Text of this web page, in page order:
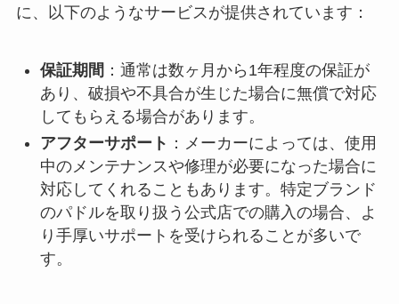
に、以下のようなサービスが提供されています：
保証期間 ：通常は数ヶ月から1年程度の保証が
あり、破損や不具合が生じた場合に無償で対応
してもらえる場合があります。
アフターサポート ：メーカーによっては、使用
中のメンテナンスや修理が必要になった場合に
対応してくれることもあります。特定ブランド
のパドルを取り扱う公式店での購入の場合、よ
り手厚いサポートを受けられることが多いで
す。